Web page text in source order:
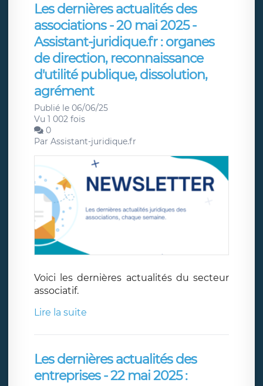
Les dernières actualités des
associations - 20 mai 2025 -
Assistant-juridique.fr : organes
de direction, reconnaissance
d'utilité publique, dissolution,
agrément
Publié le 06/06/25
Vu 1 002 fois
0
Par Assistant-juridique.fr
Voici les dernières actualités du secteur
associatif.
Lire la suite
Les dernières actualités des
entreprises - 22 mai 2025 :